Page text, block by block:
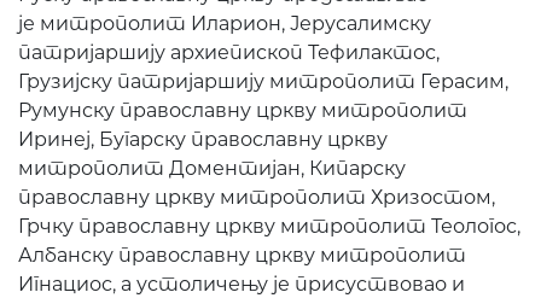
је митрополит Иларион, Јерусалимску
патријаршију архиепископ Тефилактос,
Грузијску патријаршију митрополит Герасим,
Румунску православну цркву митрополит
Иринеј, Бугарску православну цркву
митрополит Доментијан, Кипарску
православну цркву митрополит Хризостом,
Грчку православну цркву митрополит Теологос,
Албанску православну цркву митрополит
Игнациос, а устоличењу је присуствовао и